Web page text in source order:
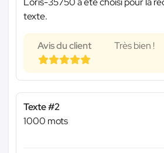
texte.
Avis du client Très bien !
Texte #2
1000 mots